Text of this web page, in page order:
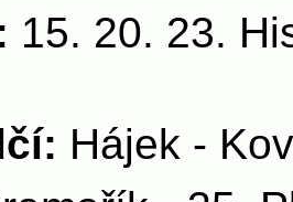
15. 20. 23.
Hájek -